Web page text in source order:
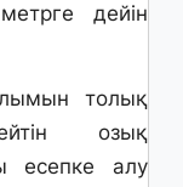
дейін
толық
озық
есепке алу